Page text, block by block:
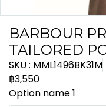
BARBOUR
TAILORED
SKU : MML1496BK31M
฿3,550
Option name 1